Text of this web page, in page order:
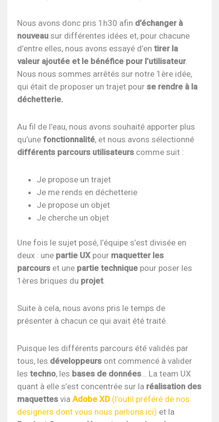
Nous avons donc pris 1h30 afin d’échanger à
nouveau sur différentes idées et, pour chacune
d’entre elles, nous avons essayé d’en tirer la
valeur ajoutée et le bénéfice pour l’utilisateur.
Nous nous sommes arrêtés sur notre 1ère idée,
qui était de proposer un trajet pour se rendre à la
déchetterie.
Au fil de l’eau, nous avons souhaité apporter plus
qu’une fonctionnalité, et nous avons sélectionné
différents parcours utilisateurs comme suit :
Je propose un trajet
Je me rends en déchetterie
Je propose un objet
Je cherche un objet
Une fois le sujet posé, l’équipe s’est divisée en
deux : une partie UX pour maquetter les
parcours et une partie technique pour poser les
1ères briques du projet.
Suite à cela, nous avons pris le temps de
présenter à chacun ce qui avait été traité.
Puisque les différents parcours été validés par
tous, les développeurs ont commencé à valider
les techno, les bases de données… La team UX
quant à elle s’est concentrée sur la réalisation des
maquettes via Adobe XD (l’outil préféré de nos
designers dont vous nous parlions ici) et la